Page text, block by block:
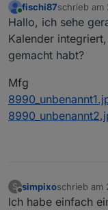
Online
fischi87schrieb am
zuletzt
Hallo, ich sehe
Kalender
gemacht habt?
Mfg
S
Offline
simpixoschrieb am
zuletzt
Ich habe einfach